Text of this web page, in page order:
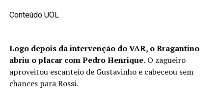
Conteúdo UOL
Logo depois da intervenção do VAR, o Bragantino
abriu o placar com Pedro Henrique.O zagueiro
aproveitou escanteio de Gustavinho e cabeceou sem
chances para Rossi.